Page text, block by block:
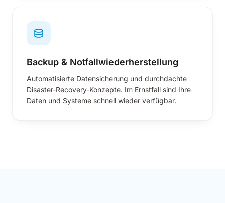
Backup & Notfallwiederherstellung
Automatisierte Datensicherung und durchdachte
Disaster-Recovery-Konzepte. Im Ernstfall sind Ihre
Daten und Systeme schnell wieder verfügbar.